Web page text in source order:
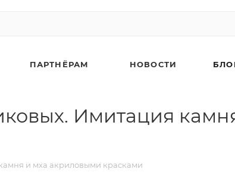
ПАРТНЁРАМ НОВОСТИ
Имитация
и мха акриловыми красками